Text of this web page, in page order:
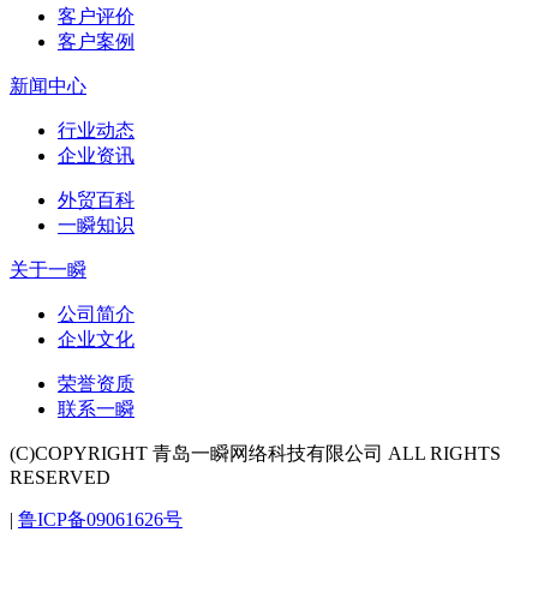
客户评价
客户案例
新闻中心
行业动态
企业资讯
外贸百科
一瞬知识
关于一瞬
公司简介
企业文化
荣誉资质
联系一瞬
(C)COPYRIGHT 青岛一瞬网络科技有限公司 ALL RIGHTS
RESERVED
| 鲁ICP备09061626号